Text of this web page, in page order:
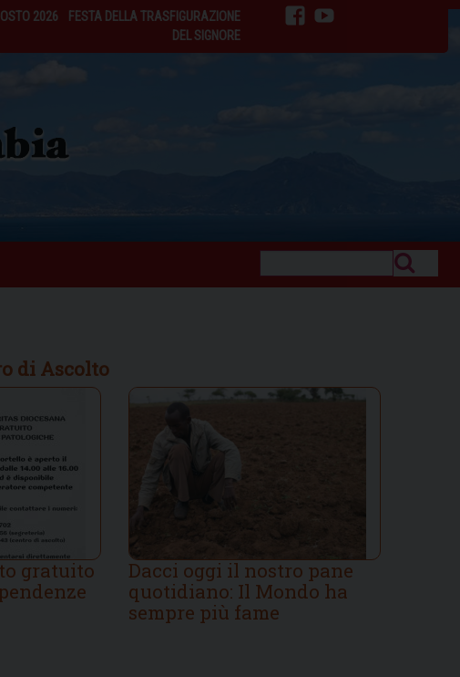
2026
FESTA DELLA TRASFIGURAZIONE
DEL SIGNORE
di Ascolto
gratuito
Dacci oggi il nostro pane
quotidiano: Il Mondo ha
sempre più fame